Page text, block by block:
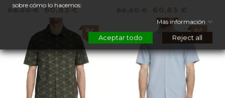
86,90 € 60,83 € 60,83 €
sobre cómo lo hacemos:
Más información
Aceptar todo Reject all